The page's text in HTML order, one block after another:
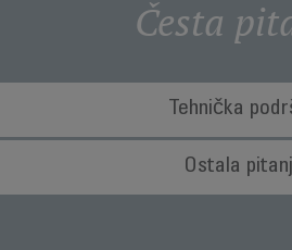
Česta
Tehnička
je strujni kabl mog aparata
Ostala